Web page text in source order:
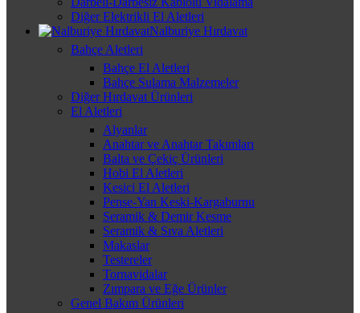
Diğer Elektrikli El Aletleri
Nalburiye Hırdavat
Bahçe Aletleri
Bahçe El Aletleri
Bahçe Sulama Malzemeler
Diğer Hırdavat Ürünleri
El Aletleri
Alyanlar
Anahtar ve Anahtar Takımları
Balta ve Çekiç Ürünleri
Hobi El Aletleri
Kesici El Aletleri
Pense-Yan Keski-Kargaburnu
Seramik & Demir Kesme
Seramik & Sıva Aletleri
Makaslar
Testereler
Tornavidalar
Zımpara ve Eğe Ürünler
Genel Bakım Ürünleri